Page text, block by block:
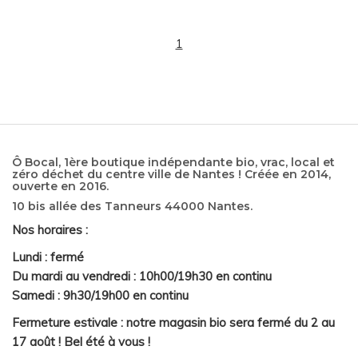
1
Ô Bocal, 1ère boutique indépendante bio, vrac, local et
zéro déchet du centre ville de Nantes ! Créée en 2014,
ouverte en 2016.
10 bis allée des Tanneurs 44000 Nantes.
Nos horaires :
Lundi : fermé
Du mardi au vendredi : 10h00/19h30 en continu
Samedi : 9h30/19h00 en continu
Fermeture estivale : notre magasin bio sera fermé du 2 au
17 août ! Bel été à vous !